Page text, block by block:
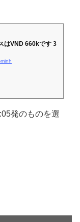
はVND 660kです 3
発のものを選